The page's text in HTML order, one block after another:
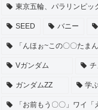
東京五輪、パラリンピッ
SEED バニー
「んほぉ~この〇〇たま
Vガンダム
ガンダムZZ 学
「お前もう〇〇」ワイ「